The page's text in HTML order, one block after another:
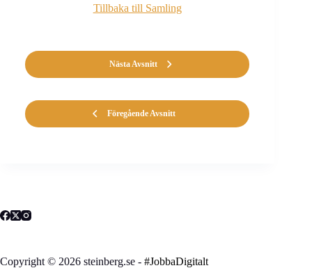
Föregående Avsnitt
Tillbaka till Samling
Nästa Avsnitt
Copyright © 2026 steinberg.se - #JobbaDigitalt